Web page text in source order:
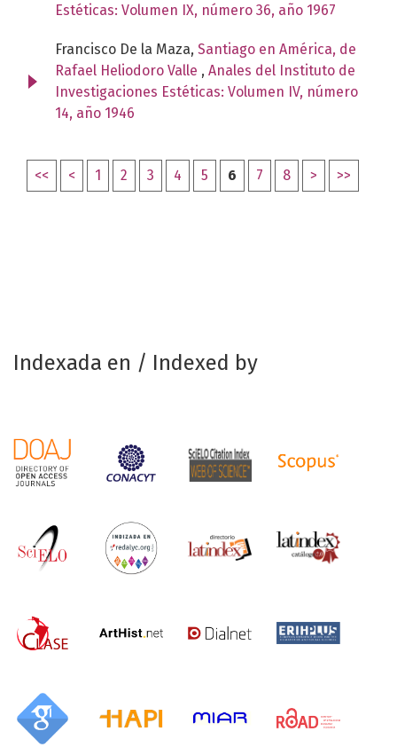
Estéticas: Volumen IX, número 36, año 1967
Francisco De la Maza, Santiago en América, de
Rafael Heliodoro Valle , Anales del Instituto de
Investigaciones Estéticas: Volumen IV, número
14, año 1946
<< < 1 2 3 4 5 6 7 8 > >>
Indexada en / Indexed by